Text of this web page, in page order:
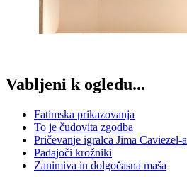
Vabljeni k ogledu...
Fatimska prikazovanja
To je čudovita zgodba
Pričevanje igralca Jima Caviezel-a
Padajoči krožniki
Zanimiva in dolgočasna maša